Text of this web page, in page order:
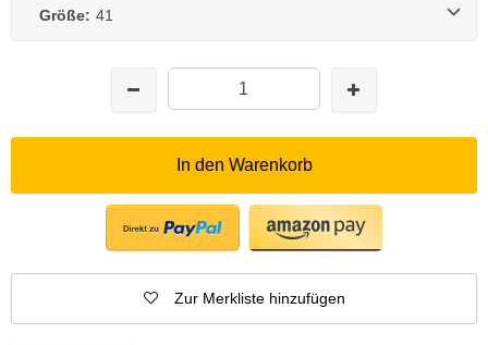
Größe: 41
In den Warenkorb
Zur Merkliste hinzufügen